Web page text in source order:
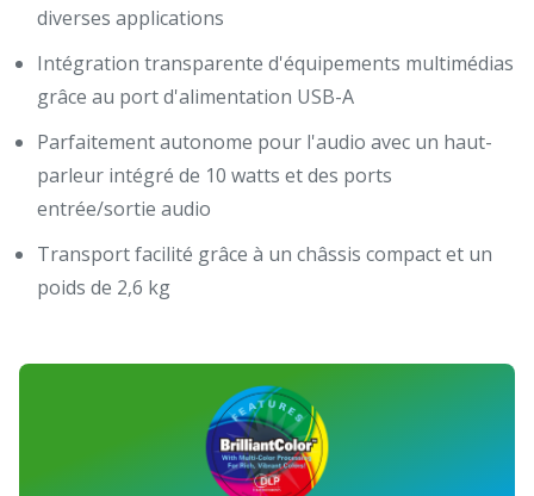
diverses applications
Intégration transparente d'équipements multimédias
grâce au port d'alimentation USB-A
Parfaitement autonome pour l'audio avec un haut-
parleur intégré de 10 watts et des ports
entrée/sortie audio
Transport facilité grâce à un châssis compact et un
poids de 2,6 kg